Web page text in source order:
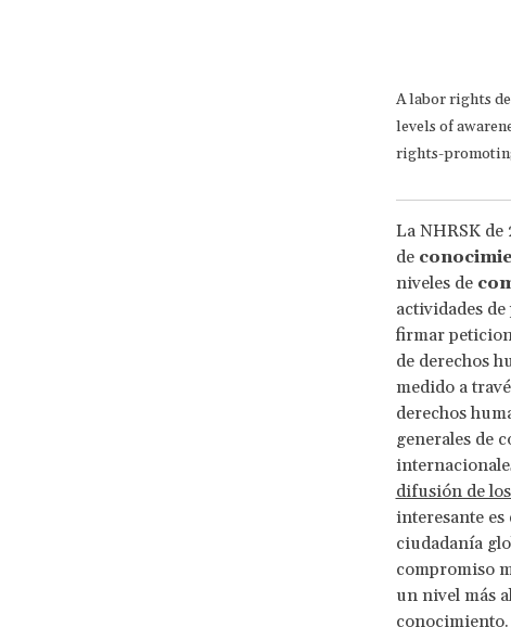
A labor rights
levels of
rights-
La NHRSK de
de
niveles de
actividades
firmar
de derechos
medido a
derechos
generales de
difusión de
interesante
ciudadanía
compromiso
un nivel más
conocimiento.